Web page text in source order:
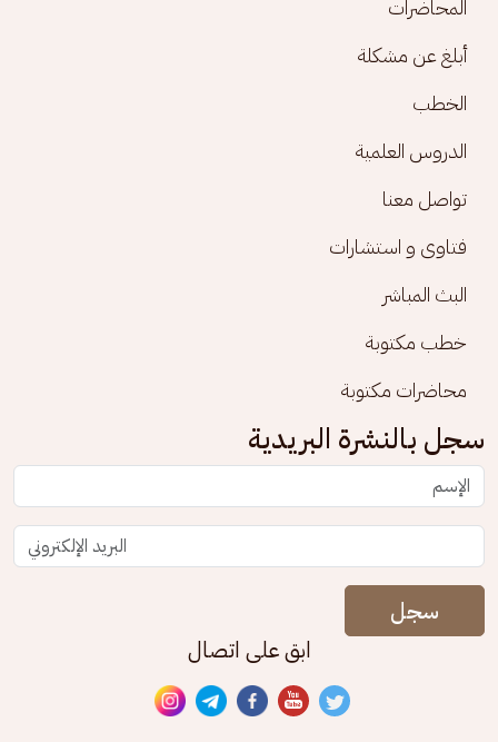
المحاضرات
أبلغ عن مشكلة
الخطب
الدروس العلمية
تواصل معنا
فتاوى و استشارات
البث المباشر
خطب مكتوبة
محاضرات مكتوبة
سجل بالنشرة البريدية
سجل
ابق على اتصال